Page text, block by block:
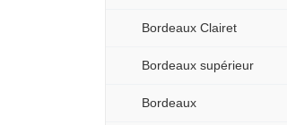
Bordeaux Clairet
Bordeaux supérieur
Bordeaux